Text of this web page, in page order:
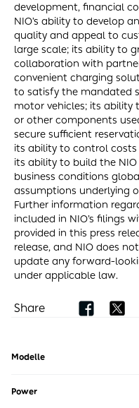
development, financial
NIO’s ability to develop
quality and appeal to
large scale; its ability to
collaboration with
convenient charging
to satisfy the mandated
motor vehicles; its ability
or other components
secure sufficient
its ability to control
its ability to build the
business conditions
assumptions underlying
Further information
included in NIO’s filings
provided in this press
release, and NIO does
update any forward-
under applicable law.
Share
Modelle
Power